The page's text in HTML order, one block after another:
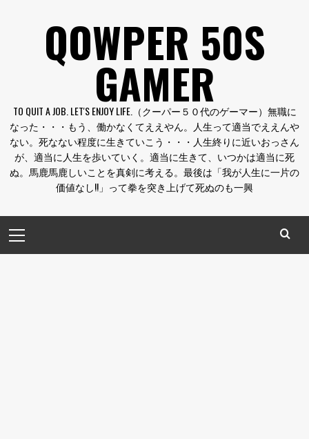
QOWPER 50S
GAMER
TO QUIT A JOB. LET'S ENJOY LIFE.（クーパー５０代のゲーマー）無職に
なった・・・もう、働かなくてええやん。人生って適当でええんや
ない。死なない程度に生きていこう・・・人生終りに近いおっさん
が、適当に人生を歩いていく。適当に生きて、いつかは適当に死
ぬ。馬鹿馬鹿しいことを真剣に考える。最後は「我が人生に一片の
価値なし!!」って拳を突き上げて死ぬのも一興
イ
ン